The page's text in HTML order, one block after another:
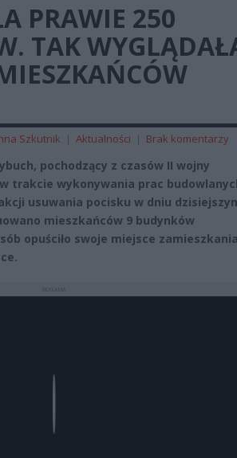
PRAWIE 250
TAK
Szkutnik | Aktualności | Brak komentarzy
pochodzący z czasów II wojny
trakcie wykonywania prac
usuwania pocisku w dniu
mieszkańców 9 budynków
opuściło swoje miejsce